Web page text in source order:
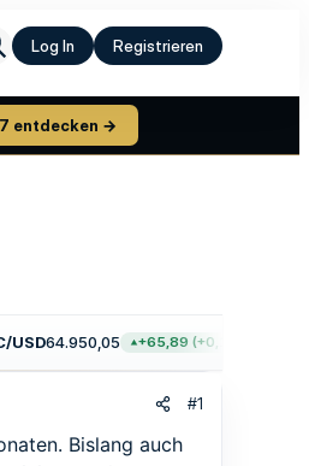
Log In Registrieren
entdecken →
64.950,05 +65,89 (+0,10 %)
#1
Bislang auch